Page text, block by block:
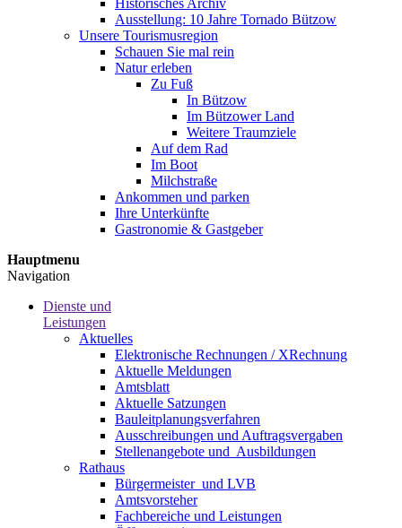
Ausstellung: 10 Jahre Tornado Bützow
Unsere Tourismusregion
Schauen Sie mal rein
Natur erleben
Zu Fuß
In Bützow
Im Bützower Land
Weitere Traumziele
Auf dem Rad
Im Boot
Milchstraße
Ankommen und parken
Ihre Unterkünfte
Gastronomie & Gastgeber
Hauptmenu
Navigation
Dienste und
Leistungen
Aktuelles
Elektronische Rechnungen / XRechnung
Aktuelle Meldungen
Amtsblatt
Aktuelle Satzungen
Bauleitplanungsverfahren
Ausschreibungen und Auftragsvergaben
Stellenangebote und ­­ Ausbildungen
Rathaus
Bürgermeister ­ und LVB
Amtsvorsteher
Fachbereiche und Leistungen